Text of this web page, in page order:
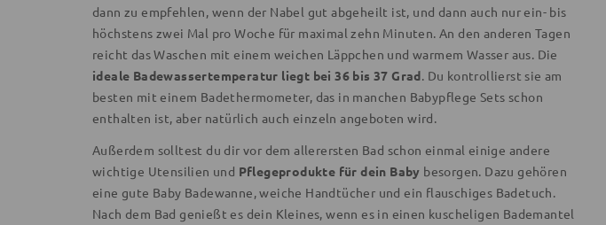
dann zu empfehlen, wenn der Nabel gut abgeheilt ist, und dann auch nur ein- bis
höchstens zwei Mal pro Woche für maximal zehn Minuten. An den anderen Tagen
reicht das Waschen mit einem weichen Läppchen und warmem Wasser aus. Die
ideale Badewassertemperatur liegt bei 36 bis 37 Grad. Du kontrollierst sie am
besten mit einem Badethermometer, das in manchen Babypflege Sets schon
enthalten ist, aber natürlich auch einzeln angeboten wird.
Außerdem solltest du dir vor dem allerersten Bad schon einmal einige andere
wichtige Utensilien und Pflegeprodukte für dein Baby besorgen. Dazu gehören
eine gute Baby Badewanne, weiche Handtücher und ein flauschiges Badetuch.
Nach dem Bad genießt es dein Kleines, wenn es in einen kuscheligen Bademantel